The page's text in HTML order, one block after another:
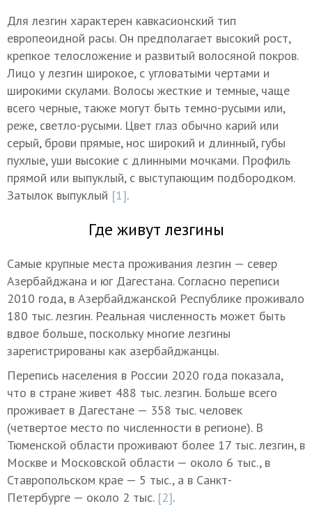
Для лезгин характерен кавкасионский тип
европеоидной расы. Он предполагает высокий рост,
крепкое телосложение и развитый волосяной покров.
Лицо у лезгин широкое, с угловатыми чертами и
широкими скулами. Волосы жесткие и темные, чаще
всего черные, также могут быть темно-русыми или,
реже, светло-русыми. Цвет глаз обычно карий или
серый, брови прямые, нос широкий и длинный, губы
пухлые, уши высокие с длинными мочками. Профиль
прямой или выпуклый, с выступающим подбородком.
Затылок выпуклый [1].
Где живут лезгины
Самые крупные места проживания лезгин — север
Азербайджана и юг Дагестана. Согласно переписи
2010 года, в Азербайджанской Республике проживало
180 тыс. лезгин. Реальная численность может быть
вдвое больше, поскольку многие лезгины
зарегистрированы как азербайджанцы.
Перепись населения в России 2020 года показала,
что в стране живет 488 тыс. лезгин. Больше всего
проживает в Дагестане — 358 тыс. человек
(четвертое место по численности в регионе). В
Тюменской области проживают более 17 тыс. лезгин, в
Москве и Московской области — около 6 тыс., в
Ставропольском крае — 5 тыс., а в Санкт-
Петербурге — около 2 тыс. [2].